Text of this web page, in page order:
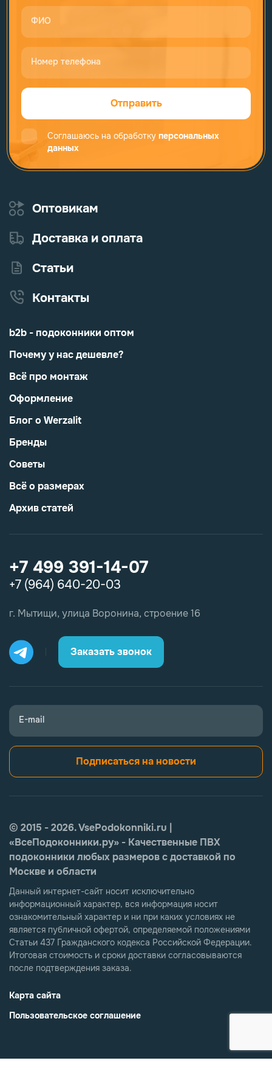
ФИО
Номер телефона
Отправить
Соглашаюсь на обработку персональных
данных
+7 499 391-14-07
+7 (964) 640-20-03
г. Мытищи, улица Воронина, строение 16
Заказать звонок
Оптовикам
Доставка и оплата
Статьи
Контакты
b2b - подоконники оптом
Почему у нас дешевле?
Всё про монтаж
Оформление
Блог о Werzalit
Бренды
Советы
Всё о размерах
Архив статей
E-mail
Подписаться на новости
© 2015 - 2026. VsePodokonniki.ru |
«ВсеПодоконники.ру» - Качественные ПВХ
подоконники любых размеров с доставкой по
Москве и области
Данный интернет-сайт носит исключительно
информационный характер, вся информация носит
ознакомительный характер и ни при каких условиях не
является публичной офертой, определяемой положениями
Статьи 437 Гражданского кодекса Российской Федерации.
Итоговая стоимость и сроки доставки согласовываются
после подтверждения заказа.
Карта сайта
Пользовательское соглашение